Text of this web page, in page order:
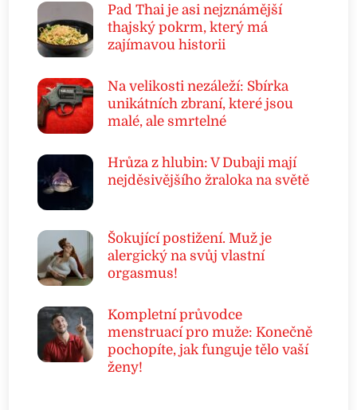
Pad Thai je asi nejznámější
thajský pokrm, který má
zajímavou historii
Na velikosti nezáleží: Sbírka
unikátních zbraní, které jsou
malé, ale smrtelné
Hrůza z hlubin: V Dubaji mají
nejděsivějšího žraloka na světě
Šokující postižení. Muž je
alergický na svůj vlastní
orgasmus!
Kompletní průvodce
menstruací pro muže: Konečně
pochopíte, jak funguje tělo vaší
ženy!